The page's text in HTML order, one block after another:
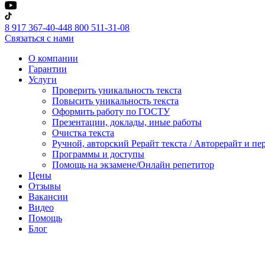
8 917 367-40-448 800 511-31-08
Связаться с нами
О компании
Гарантии
Услуги
Проверить уникальность текста
Повысить уникальность текста
Оформить работу по ГОСТУ
Презентации, доклады, иные работы
Очистка текста
Ручной, авторский Рерайт текста / Авторерайт и
Программы и доступы
Помощь на экзамене/Онлайн репетитор
Цены
Отзывы
Вакансии
Видео
Помощь
Блог